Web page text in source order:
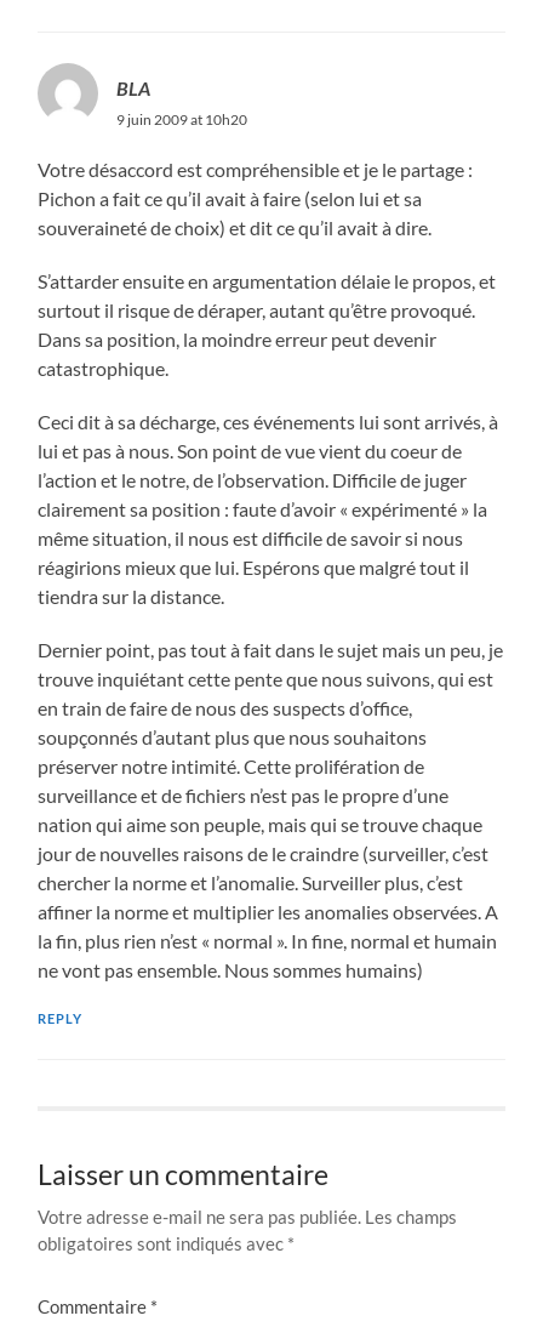
BLA
9 juin 2009 at 10h20
Votre désaccord est compréhensible et je le partage :
Pichon a fait ce qu’il avait à faire (selon lui et sa
souveraineté de choix) et dit ce qu’il avait à dire.
S’attarder ensuite en argumentation délaie le propos, et
surtout il risque de déraper, autant qu’être provoqué.
Dans sa position, la moindre erreur peut devenir
catastrophique.
Ceci dit à sa décharge, ces événements lui sont arrivés, à
lui et pas à nous. Son point de vue vient du coeur de
l’action et le notre, de l’observation. Difficile de juger
clairement sa position : faute d’avoir « expérimenté » la
même situation, il nous est difficile de savoir si nous
réagirions mieux que lui. Espérons que malgré tout il
tiendra sur la distance.
Dernier point, pas tout à fait dans le sujet mais un peu, je
trouve inquiétant cette pente que nous suivons, qui est
en train de faire de nous des suspects d’office,
soupçonnés d’autant plus que nous souhaitons
préserver notre intimité. Cette prolifération de
surveillance et de fichiers n’est pas le propre d’une
nation qui aime son peuple, mais qui se trouve chaque
jour de nouvelles raisons de le craindre (surveiller, c’est
chercher la norme et l’anomalie. Surveiller plus, c’est
affiner la norme et multiplier les anomalies observées. A
la fin, plus rien n’est « normal ». In fine, normal et humain
ne vont pas ensemble. Nous sommes humains)
REPLY
Laisser un commentaire
Votre adresse e-mail ne sera pas publiée. Les champs
obligatoires sont indiqués avec *
Commentaire *